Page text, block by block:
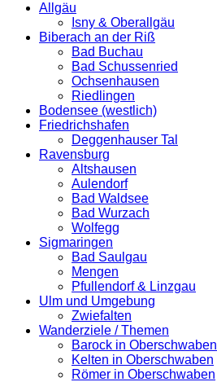
Allgäu
Isny & Oberallgäu
Biberach an der Riß
Bad Buchau
Bad Schussenried
Ochsenhausen
Riedlingen
Bodensee (westlich)
Friedrichshafen
Deggenhauser Tal
Ravensburg
Altshausen
Aulendorf
Bad Waldsee
Bad Wurzach
Wolfegg
Sigmaringen
Bad Saulgau
Mengen
Pfullendorf & Linzgau
Ulm und Umgebung
Zwiefalten
Wanderziele / Themen
Barock in Oberschwaben
Kelten in Oberschwaben
Römer in Oberschwaben